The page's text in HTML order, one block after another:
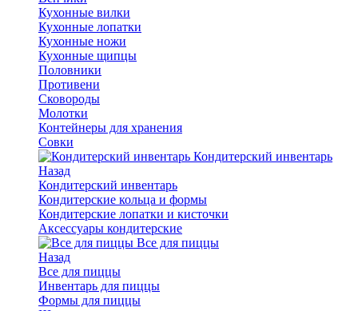
Кухонные вилки
Кухонные лопатки
Кухонные ножи
Кухонные щипцы
Половники
Противени
Сковороды
Молотки
Контейнеры для хранения
Совки
Кондитерский инвентарь
Назад
Кондитерский инвентарь
Кондитерские кольца и формы
Кондитерские лопатки и кисточки
Аксессуары кондитерские
Все для пиццы
Назад
Все для пиццы
Инвентарь для пиццы
Формы для пиццы